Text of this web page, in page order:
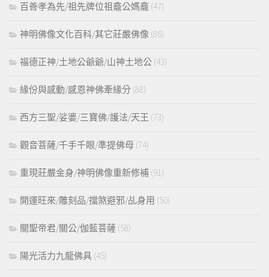
百善孝為先/祖先牌位祖龕公媽龕 (47)
神明佛像文化百科/其它莊嚴佛像 (86)
福德正神/土地公爺爺/山神土地公 (43)
緣份與感動/感恩神佛牽緣分 (88)
西方三聖/娑婆/三寶佛/護法/天王 (73)
觀音菩薩/千手千眼/準提佛母 (74)
重現莊嚴金身/神明佛像重新修補 (91)
開運旺來/雕刻品/擋煞避邪/乩身用 (50)
關聖帝君/關公/伽藍菩薩 (58)
陽光活力九龍佛具 (45)